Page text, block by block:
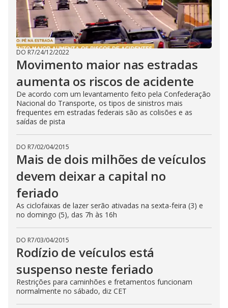
DO R7/24/12/2022
Movimento maior nas estradas
aumenta os riscos de acidente
De acordo com um levantamento feito pela Confederação
Nacional do Transporte, os tipos de sinistros mais
frequentes em estradas federais são as colisões e as
saídas de pista
DO R7/02/04/2015
Mais de dois milhões de veículos
devem deixar a capital no
feriado
As ciclofaixas de lazer serão ativadas na sexta-feira (3) e
no domingo (5), das 7h às 16h
DO R7/03/04/2015
Rodízio de veículos está
suspenso neste feriado
Restrições para caminhões e fretamentos funcionam
normalmente no sábado, diz CET